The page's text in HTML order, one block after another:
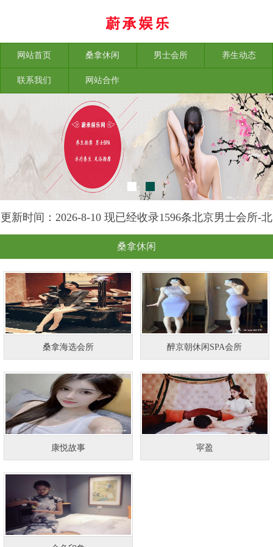
网站首页 桑拿休闲 男士会所 养生动态
联系我们 网站合作
更新时间：2026-8-10 现已经收录1596条北京男士会所-北
京素手养生网信息
桑拿休闲
桑拿海选会所 醉京朝休闲SPA会所
康悦故事 寜盈